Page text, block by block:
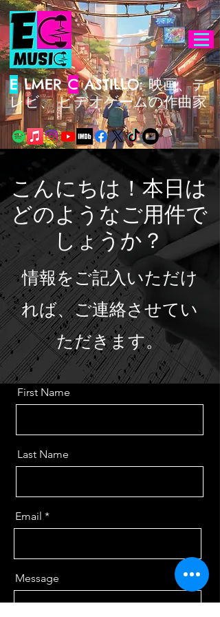
E LMER C ASTILLO: 映画、テ
レビ、 ビデオゲームの作曲家
こんにちは！本日は
どのようなご用件で
しょうか？
情報をご記入いただけ
れば、ご連絡させてい
ただきます。
First Name
Last Name
Email
Message